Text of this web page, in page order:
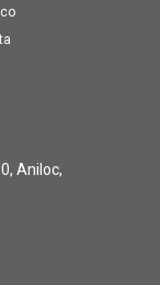
Aniloc,